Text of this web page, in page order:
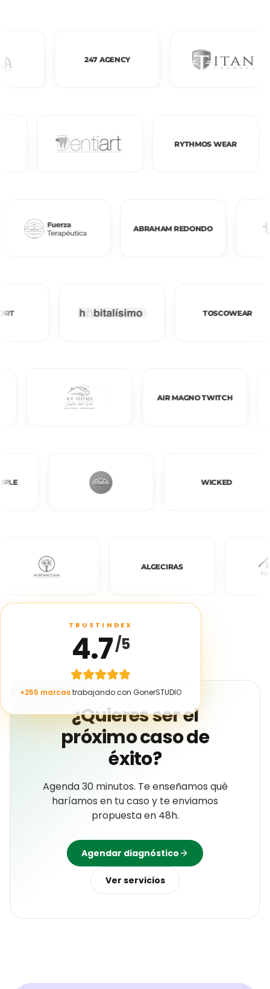
247 AGENCY
RYTHMOS WEAR
ABRAHAM REDONDO
AIR MAGNO TWITCH
PEOPLE WICKED
ALGECIRAS
TRUSTINDEX
4.7/5
+255 marcastrabajando con GonerSTUDIO
¿Quieres ser el
próximo caso de
éxito?
Agenda 30 minutos. Te enseñamos qué
haríamos en tu caso y te enviamos
propuesta en 48h.
Agendar diagnóstico
Ver servicios